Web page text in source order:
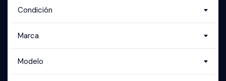
Condición
Marca
Modelo